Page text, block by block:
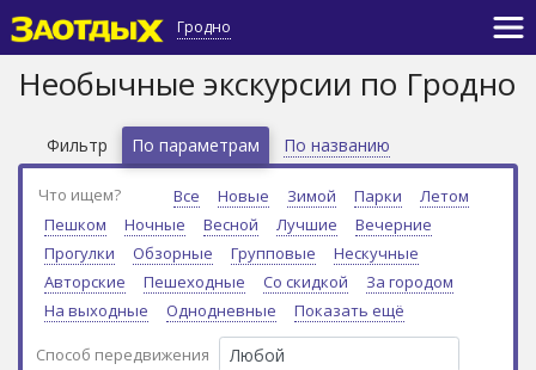
Гродно
Необычные экскурсии по Гродно
Фильтр По параметрам По названию
Что ищем? Все Новые Зимой Парки
Летом
Пешком
Ночные Весной Лучшие
Вечерние
Прогулки
Обзорные Групповые
Нескучные
Авторские
Пешеходные Со скидкой
За городом
На выходные
Однодневные Показать ещё
Способ передвижения